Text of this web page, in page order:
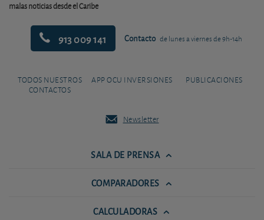
malas noticias desde el Caribe
913 009 141 Contacto de lunes a viernes de 9h-14h
TODOS NUESTROS
CONTACTOS
APP OCU INVERSIONES PUBLICACIONES
Newsletter
SALA DE PRENSA
COMPARADORES
CALCULADORAS